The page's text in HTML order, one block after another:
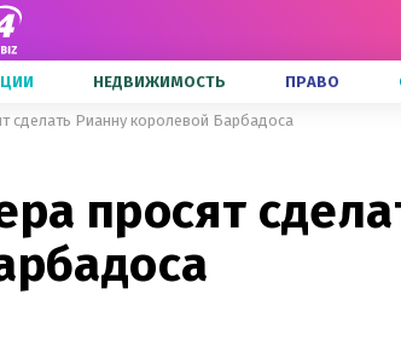
НЕДВИЖИМОСТЬ ПРАВО
сделать Рианну королевой Барбадоса
просят